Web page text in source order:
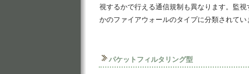
視するかで行える通信規制も異なります。監
かのファイアウォールのタイプに分類されてい
パケットフィルタリング型